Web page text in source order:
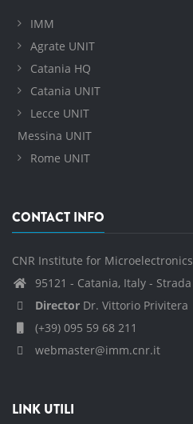
IMM
Agrate UNIT
Catania HQ
Catania UNIT
Lecce UNIT
Messina UNIT
Rome UNIT
CONTACT INFO
CNR Institute for
95121 - Catania, Italy - Strada
Director Dr. Vittorio Privitera
(+39) 095 59 68 211
webmaster@imm.cnr.it
LINK UTILI